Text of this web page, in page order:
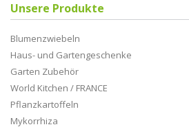
Unsere Produkte
Blumenzwiebeln
Haus- und Gartengeschenke
Garten Zubehör
World Kitchen / FRANCE
Pflanzkartoffeln
Mykorrhiza